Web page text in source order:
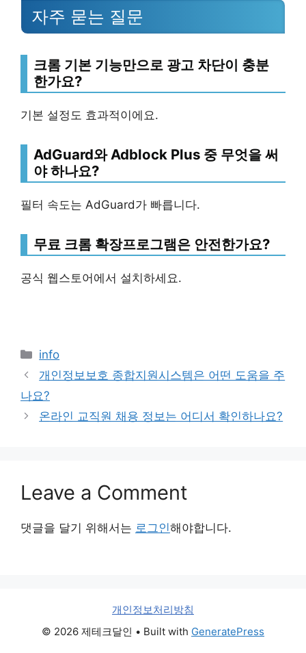
자주 묻는 질문
크롬 기본 기능만으로 광고 차단이 충분
한가요?
기본 설정도 효과적이에요.
AdGuard와 Adblock Plus 중 무엇을 써
야 하나요?
필터 속도는 AdGuard가 빠릅니다.
무료 크롬 확장프로그램은 안전한가요?
공식 웹스토어에서 설치하세요.
Categories
info
개인정보보호 종합지원시스템은 어떤 도움을 주
나요?
온라인 교직원 채용 정보는 어디서 확인하나요?
Leave a Comment
댓글을 달기 위해서는 로그인해야합니다.
개인정보처리방침
© 2026 제테크달인 • Built with GeneratePress